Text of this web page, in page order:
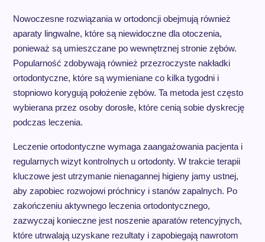
Nowoczesne rozwiązania w ortodoncji obejmują również
aparaty lingwalne, które są niewidoczne dla otoczenia,
ponieważ są umieszczane po wewnętrznej stronie zębów.
Popularność zdobywają również przezroczyste nakładki
ortodontyczne, które są wymieniane co kilka tygodni i
stopniowo korygują położenie zębów. Ta metoda jest często
wybierana przez osoby dorosłe, które cenią sobie dyskrecję
podczas leczenia.
Leczenie ortodontyczne wymaga zaangażowania pacjenta i
regularnych wizyt kontrolnych u ortodonty. W trakcie terapii
kluczowe jest utrzymanie nienagannej higieny jamy ustnej,
aby zapobiec rozwojowi próchnicy i stanów zapalnych. Po
zakończeniu aktywnego leczenia ortodontycznego,
zazwyczaj konieczne jest noszenie aparatów retencyjnych,
które utrwalają uzyskane rezultaty i zapobiegają nawrotom